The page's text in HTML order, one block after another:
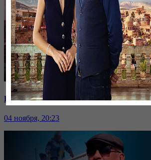
Единственный заработок: закроют ли
04 ноября, 20:23